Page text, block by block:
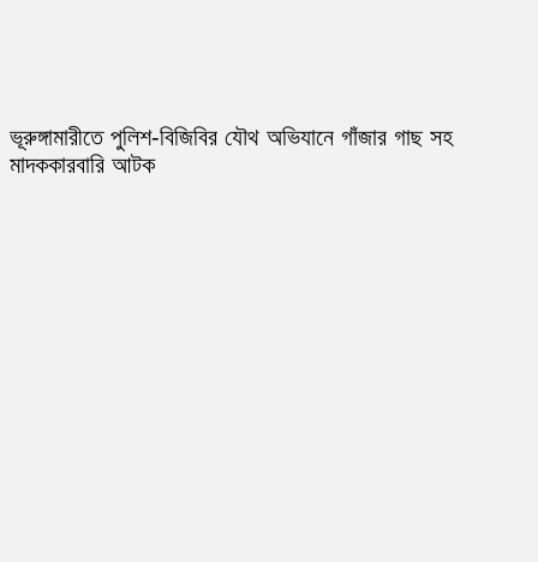
ভূরুঙ্গামারীতে পুলিশ-বিজিবির যৌথ অভিযানে গাঁজার গাছ সহ
মাদককারবারি আটক